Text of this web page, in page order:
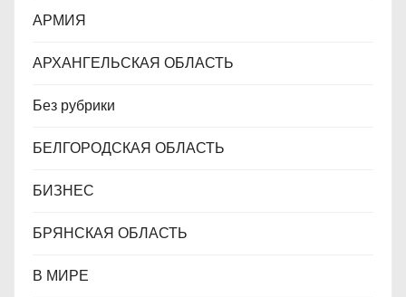
АРМИЯ
АРХАНГЕЛЬСКАЯ ОБЛАСТЬ
Без рубрики
БЕЛГОРОДСКАЯ ОБЛАСТЬ
БИЗНЕС
БРЯНСКАЯ ОБЛАСТЬ
В МИРЕ